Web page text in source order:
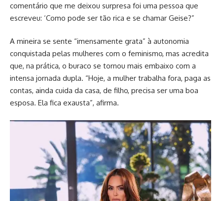
comentário que me deixou surpresa foi uma pessoa que
escreveu: ‘Como pode ser tão rica e se chamar Geise?”
A mineira se sente “imensamente grata” à autonomia
conquistada pelas mulheres com o feminismo, mas acredita
que, na prática, o buraco se tornou mais embaixo com a
intensa jornada dupla. “Hoje, a mulher trabalha fora, paga as
contas, ainda cuida da casa, de filho, precisa ser uma boa
esposa. Ela fica exausta”, afirma.